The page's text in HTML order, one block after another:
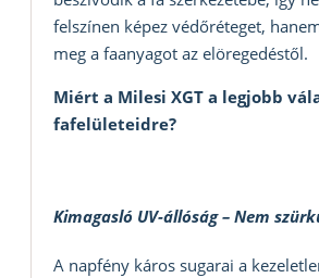
felszínen képez védőréteget,
meg a faanyagot az elöregedéstől.
Miért a Milesi XGT a legjobb
fafelületeidre?
Kimagasló UV-állóság – Nem
A napfény káros sugarai a